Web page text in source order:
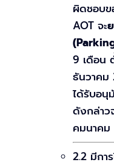
ผิดชอบข
AOT จะ
9 เดือน
ธันวาคม
ได้รับอนุ
ดังกล่าว
คมนาคม
2.2 มีกา